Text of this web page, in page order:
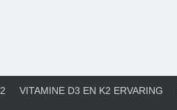
VITAMINE D3 EN K2 ERVARING